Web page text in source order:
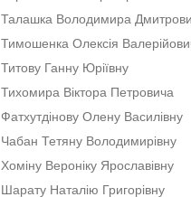
Талашка Володимира
Тимошенка Олексія
Титову Ганну Юріївну
Тихомира Віктора Петровича
Фатхутдінову Олену Василівну
Чабан Тетяну Володимирівну
Хоміну Вероніку Ярославівну
Шарату Наталію Григорівну